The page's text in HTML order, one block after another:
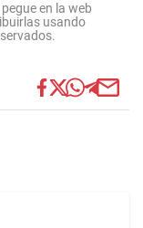
en la web
usando